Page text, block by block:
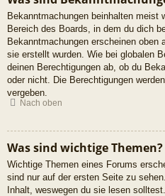
Bekanntmachungen beinhalten meist
Bereich des Boards, in dem du dich
Bekanntmachungen erscheinen
sie erstellt wurden. Wie bei globalen
deinen Berechtigungen ab, ob du
oder nicht. Die Berechtigungen
vergeben.
Nach oben
Was sind wichtige Themen?
Wichtige Themen eines Forums
sind nur auf der ersten Seite zu
Inhalt, weswegen du sie lesen